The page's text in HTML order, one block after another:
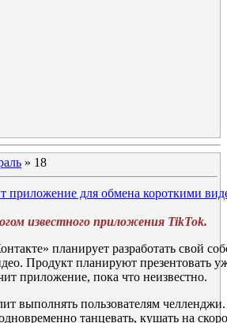
» 18
приложение для обмена короткими
известного приложения TikTok.
планирует разработать свой
Продукт планируют презентовать
приложение, пока что неизвестно.
выполнять пользователям
танцевать, кушать на